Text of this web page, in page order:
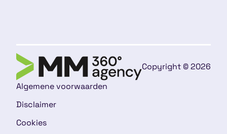
Copyright © 2026
Algemene voorwaarden
Disclaimer
Cookies